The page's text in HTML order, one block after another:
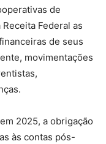
de
Federal as
de seus
movimentações
2025, a obrigação
às contas pós-